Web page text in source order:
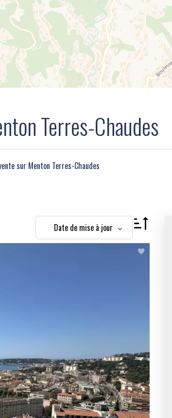
Terres-Chaudes
sur Menton Terres-Chaudes
Date de mise à jour